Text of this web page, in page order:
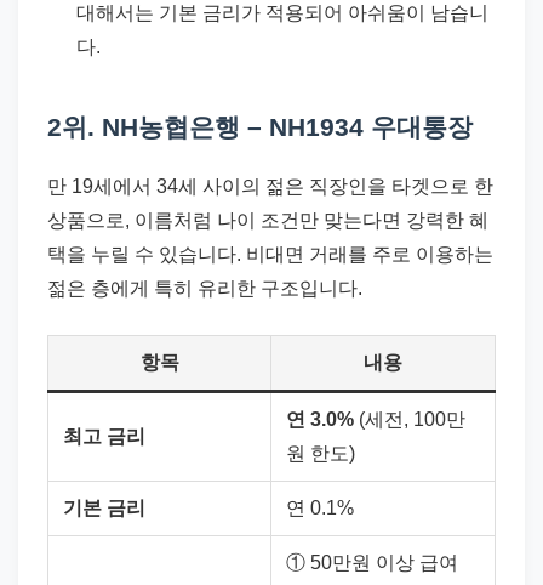
대해서는 기본 금리가 적용되어 아쉬움이 남습니
다.
2위. NH농협은행 – NH1934 우대통장
만 19세에서 34세 사이의 젊은 직장인을 타겟으로 한
상품으로, 이름처럼 나이 조건만 맞는다면 강력한 혜
택을 누릴 수 있습니다. 비대면 거래를 주로 이용하는
젊은 층에게 특히 유리한 구조입니다.
항목 내용
최고 금리
연 3.0% (세전, 100만
원 한도)
기본 금리 연 0.1%
① 50만원 이상 급여